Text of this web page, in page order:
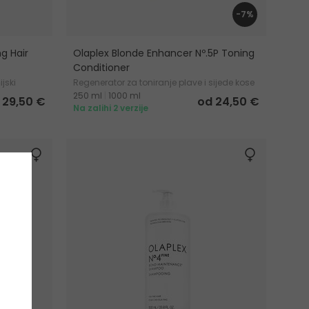
Hair
29,50 €
-7%
Olaplex Blonde Enhancer Nº.5P Toning
Conditioner
Regenerator za toniranje plave i sijede kose
250 ml
1000 ml
Na zalihi 2 verzije
od 24,50 €